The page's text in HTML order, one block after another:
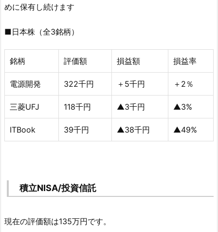
めに保有し続けます
■日本株（全3銘柄）
銘柄 評価額 損益額 損益率
電源開発 322千円 ＋5千円 ＋2％
三菱UFJ 118千円 ▲3千円 ▲3%
ITBook 39千円 ▲38千円 ▲49%
積立NISA/投資信託
現在の評価額は135万円です。